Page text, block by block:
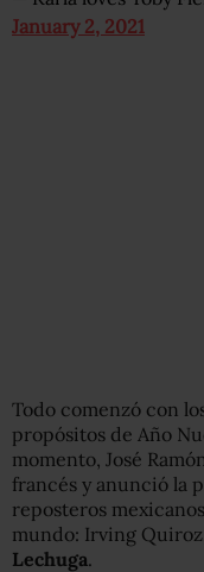
January 2, 2021
Todo comenzó con
propósitos de Año
momento, José
francés y anunció la
reposteros
mundo: Irving
Lechuga.